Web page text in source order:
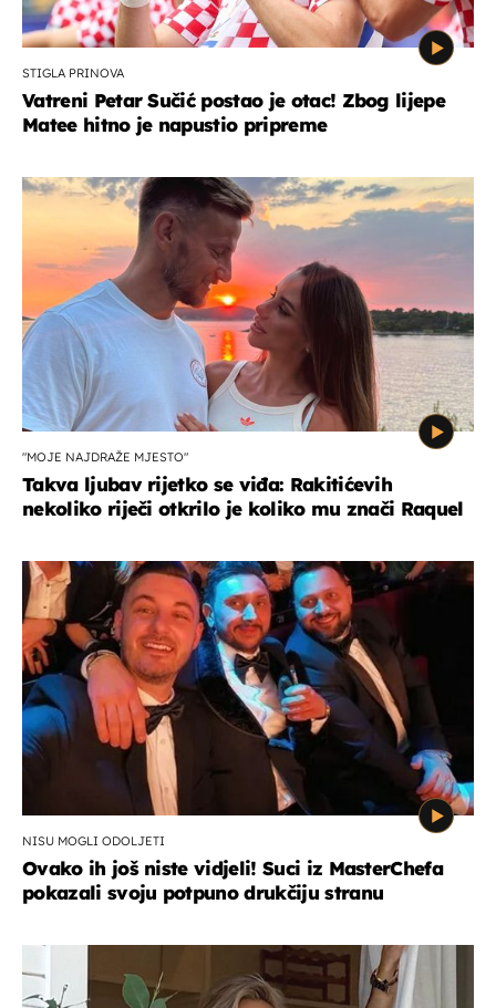
STIGLA PRINOVA
Vatreni Petar Sučić postao je otac! Zbog lijepe
Matee hitno je napustio pripreme
"MOJE NAJDRAŽE MJESTO"
Takva ljubav rijetko se viđa: Rakitićevih
nekoliko riječi otkrilo je koliko mu znači Raquel
NISU MOGLI ODOLJETI
Ovako ih još niste vidjeli! Suci iz MasterChefa
pokazali svoju potpuno drukčiju stranu